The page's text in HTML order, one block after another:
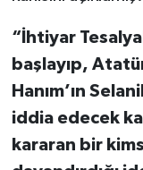
“İhtiyar
başlayıp,
Hanım’ın
iddia edecek
kararan bir